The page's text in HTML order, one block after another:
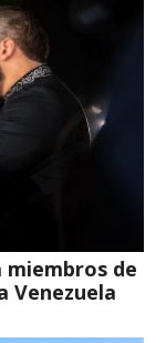
miembros de
Venezuela